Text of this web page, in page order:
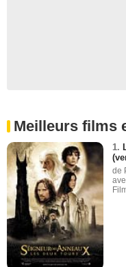
Meilleurs films
1.
de